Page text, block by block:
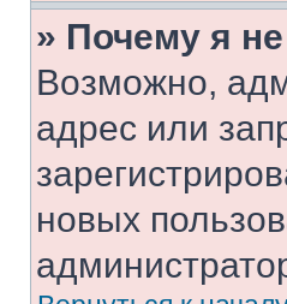
» Почему я
Возможно,
адрес или
новых